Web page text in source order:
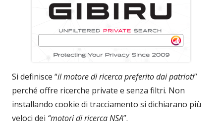
Si definisce “il motore di ricerca preferito dai patrioti”
perché offre ricerche private e senza filtri. Non
installando cookie di tracciamento si dichiarano più
veloci dei “motori di ricerca NSA”.